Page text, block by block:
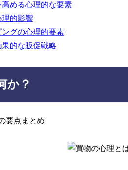
める心理的な要素
理的影響
グの心理的要素
的な販促戦略
か？